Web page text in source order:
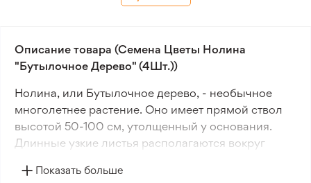
Описание товара (Семена Цветы Нолина
"Бутылочное Дерево" (4Шт.))
Нолина, или Бутылочное дерево, - необычное
многолетнее растение. Оно имеет прямой ствол
высотой 50-100 см, утолщенный у основания.
Длинные узкие листья располагаются вокруг
Показать больше